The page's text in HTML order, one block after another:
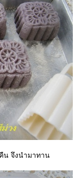
น จึงนำมาทาน